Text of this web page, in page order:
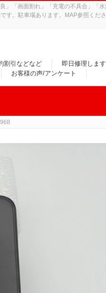
」「画面割れ」「充電の不具合」「
す。駐車場あります。MAP参照くだ
割引などなど
即日修理します
お客様の声/アンケート